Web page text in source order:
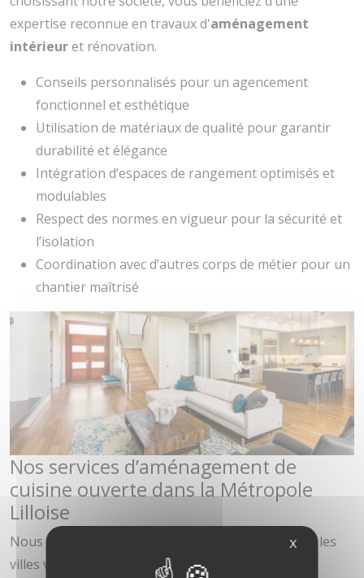
expertise reconnue en travaux d'aménagement
intérieuret rénovation.
Conseils personnalisés pour un agencement
fonctionnel et esthétique
Utilisation de matériaux de qualité pour garantir
durabilité et élégance
Intégration d’espaces de rangement optimisés et
modulables
Respect des normes en vigueur pour la sécurité et
l’isolation
Coordination avec d’autres corps de métier pour un
chantier maîtrisé
Nos services d’aménagement de
cuisine ouverte dans la Métropole
Lilloise
Nous intervenons dans le secteur de Tourcoing et les
villes voisines telles que Mouvaux, Croix, Ronchin,
X